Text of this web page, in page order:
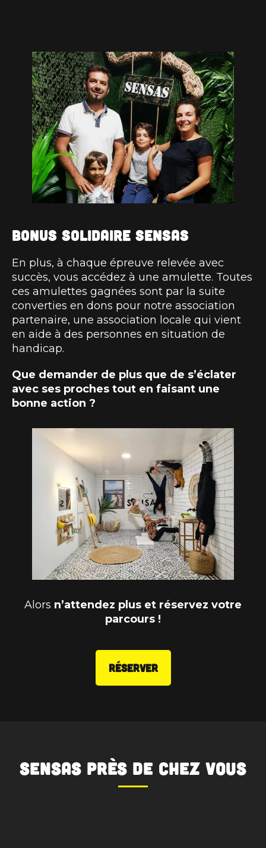
Bonus Solidaire SENSAS
En plus, à chaque épreuve relevée avec
succès, vous accédez à une amulette. Toutes
ces amulettes gagnées sont par la suite
converties en dons pour notre association
partenaire, une association locale qui vient
en aide à des personnes en situation de
handicap.
Que demander de plus que de s’éclater
avec ses proches tout en faisant une
bonne action ?
Alors n’attendez plus et réservez votre
parcours !
RÉSERVER
SENSAS près de chez vous